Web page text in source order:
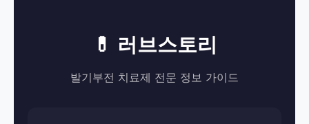
💊 러브스토리
발기부전 치료제 전문 정보 가이드